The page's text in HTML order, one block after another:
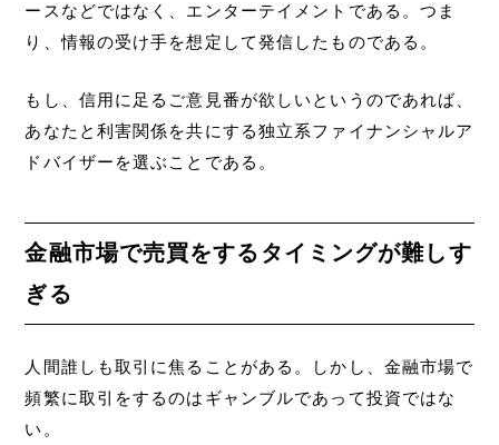
ースなどではなく、エンターテイメントである。つま
り、情報の受け手を想定して発信したものである。
もし、信用に足るご意見番が欲しいというのであれば、
あなたと利害関係を共にする独立系ファイナンシャルア
ドバイザーを選ぶことである。
金融市場で売買をするタイミングが難しす
ぎる
人間誰しも取引に焦ることがある。しかし、金融市場で
頻繁に取引をするのはギャンブルであって投資ではな
い。